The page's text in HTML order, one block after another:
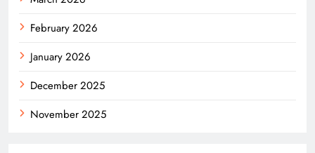
February 2026
January 2026
December 2025
November 2025